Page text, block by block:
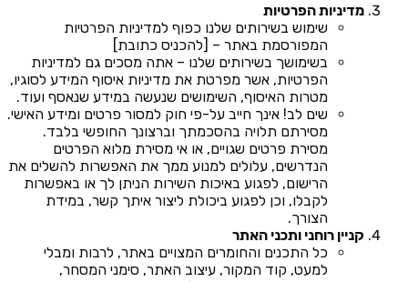
מדיניות הפרטיות
שימוש בשירותים שלנו כפוף למדיניות הפרטיות
המפורסמת באתר – [להכניס כתובת]
בשימושך בשירותים שלנו – אתה מסכים גם למדיניות
הפרטיות, אשר מפרטת את מדיניות איסוף המידע לסוגיו,
מטרות האיסוף, השימושים שנעשה במידע שנאסף ועוד.
שים לב! אינך חייב על-פי חוק למסור פרטים ומידע האישי.
מסירתם תלויה בהסכמתך וברצונך החופשי בלבד.
מסירת פרטים שגויים, או אי מסירת מלוא הפרטים
הנדרשים, עלולים למנוע ממך את האפשרות להשלים את
הרישום, לפגוע באיכות השירות הניתן לך או באפשרות
לקבלו, וכן לפגוע ביכולת ליצור איתך קשר, במידת
הצורך.
קניין רוחני ותכני האתר
כל התכנים והחומרים המצויים באתר, לרבות ומבלי
למעט, קוד המקור, עיצוב האתר, סימני המסחר,